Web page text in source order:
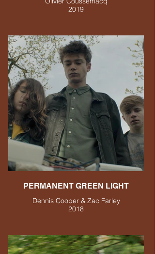
2019
PERMANENT GREEN LIGHT
Dennis Cooper & Zac Farley
2018